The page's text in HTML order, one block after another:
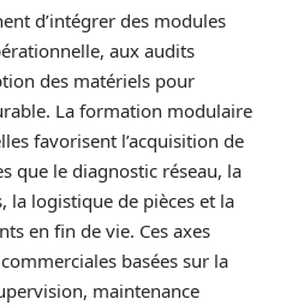
d’intégrer des modules
aux audits
des matériels pour
La formation modulaire
favorisent l’acquisition de
que le diagnostic réseau, la
la logistique de pièces et la
en fin de vie. Ces axes
basées sur la
maintenance